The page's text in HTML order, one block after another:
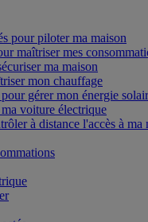
pour piloter ma maison
maîtriser mes
ma maison
mon chauffage
gérer mon énergie
voiture électrique
à distance l'accès à ma